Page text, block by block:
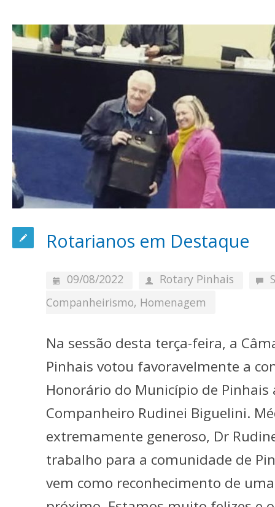
Rotarianos em Destaque
09/08/2022 Rotary Pinhais
Companheirismo, Homenagem
Na sessão desta terça-feira, a
Pinhais votou favoravelmente a
Honorário do Município de Pinhais
Companheiro Rudinei Biguelini.
extremamente generoso, Dr
trabalho para a comunidade de
vem como reconhecimento de